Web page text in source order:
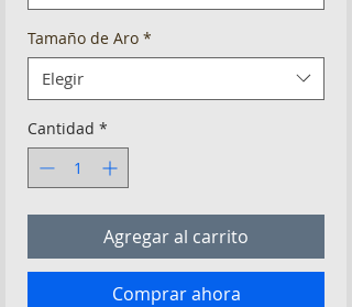
Tamaño de Aro *
Elegir
Cantidad *
Agregar al carrito
Comprar ahora